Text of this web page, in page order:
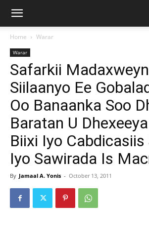
Home Warar
Warar
Safarkii
Siilaanyo Ee
Oo Banaanka Soo
Baratan U
Biixi Iyo Cabdicasiis
Iyo Sawirada Is
By Jamaal A. Yonis - October 13, 2011